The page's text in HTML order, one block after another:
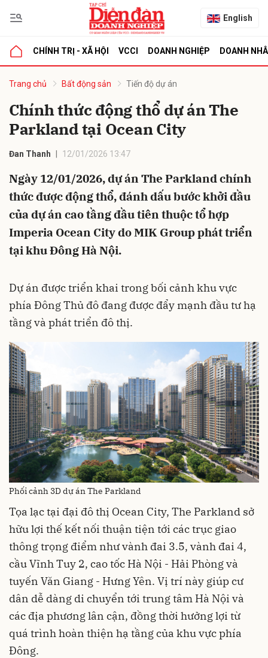
English
CHÍNH TRỊ - XÃ HỘI VCCI DOANH NGHIỆP DOANH
Trang chủ Bất động sản Tiến độ dự án
Chính thức động thổ dự án The
Parkland tại Ocean City
Đan Thanh 12/01/2026 13:47
Ngày 12/01/2026, dự án The Parkland chính
thức được động thổ, đánh dấu bước khởi đầu
của dự án cao tầng đầu tiên thuộc tổ hợp
Imperia Ocean City do MIK Group phát triển
tại khu Đông Hà Nội.
Dự án được triển khai trong bối cảnh khu vực
phía Đông Thủ đô đang được đẩy mạnh đầu tư hạ
tầng và phát triển đô thị.
Phối cảnh 3D dự án The Parkland
Tọa lạc tại đại đô thị Ocean City, The Parkland sở
hữu lợi thế kết nối thuận tiện tới các trục giao
thông trọng điểm như vành đai 3.5, vành đai 4,
cầu Vĩnh Tuy 2, cao tốc Hà Nội - Hải Phòng và
tuyến Văn Giang - Hưng Yên. Vị trí này giúp cư
dân dễ dàng di chuyển tới trung tâm Hà Nội và
các địa phương lân cận, đồng thời hưởng lợi từ
quá trình hoàn thiện hạ tầng của khu vực phía
Đông.
luận
Hủy